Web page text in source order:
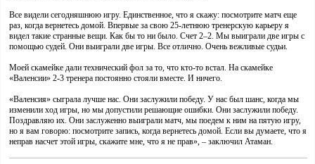
Все видели сегодняшнюю игру. Единственное, что я скажу: посмотрите матч еще
раз, когда вернетесь домой. Впервые за свою 25-летнюю тренерскую карьеру я
видел такие странные вещи. Как бы то ни было. Счет 2–2. Мы выиграли две игры с
помощью судей. Они выиграли две игры. Все отлично. Очень вежливые судьи.
Моей скамейке дали технический фол за то, что кто-то встал. На скамейке
«Валенсии» 2-3 тренера постоянно стояли вместе. И ничего.
«Валенсия» сыграла лучше нас. Они заслужили победу. У нас был шанс, когда мы
изменили ход игры, но мы допустили решающие ошибки. Они заслужили победу.
Поздравляю их. Они заслуженно выиграли матч, мы поедем к ним на пятую игру,
но я вам говорю: посмотрите запись, когда вернетесь домой. Если вы думаете, что я
неправ насчет этой игры, скажите мне, что я не прав», – заключил Атаман.